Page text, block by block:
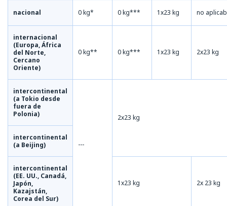
nacional 0 kg* 0 kg*** 1x23 kg no
internacional
(Europa, África
del Norte,
Cercano
Oriente)
0 kg** 0 kg*** 1x23 kg 2x23 kg
intercontinental
(a Tokio desde
fuera de
Polonia)
---
2x23 kg
intercontinental
(a Beijing)
intercontinental
(EE. UU., Canadá,
Japón,
Kazajstán,
Corea del Sur)
1x23 kg 2x 23 kg